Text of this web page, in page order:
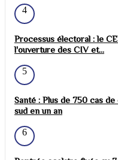
4
Processus électoral : le
l'ouverture des CIV et...
5
Santé : Plus de 750 cas
sud en un an
6